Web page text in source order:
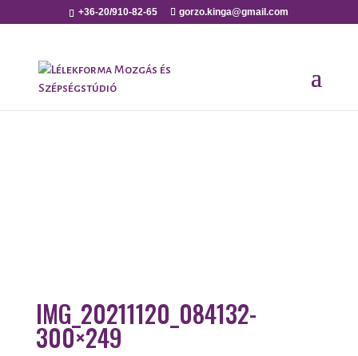
+36-20/910-82-65 gorzo.kinga@gmail.com
IMG_20211120_084132-
300×249